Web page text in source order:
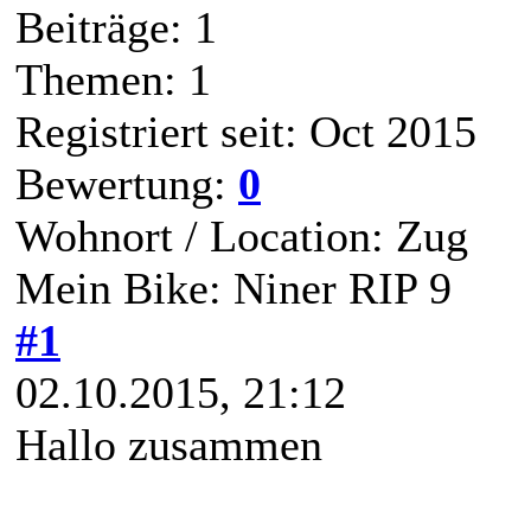
Beiträge: 1
Themen: 1
Registriert seit: Oct 2015
Bewertung: 0
Wohnort / Location: Zug
Mein Bike: Niner RIP 9
#1
02.10.2015, 21:12
Hallo zusammen